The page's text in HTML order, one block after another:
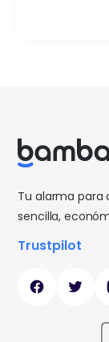
Tu alarma para
sencilla,
Trustpilot